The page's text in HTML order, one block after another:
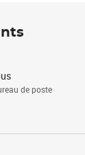
de poste